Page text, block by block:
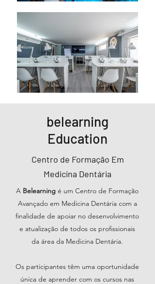
belearning
Education
Centro de Formação Em
Medicina Dentária
A Belearning é um Centro de Formação
Avançado em Medicina Dentária com a
finalidade de apoiar no desenvolvimento
e atualização de todos os profissionais
da área da Medicina Dentária.
Os participantes têm uma oportunidade
única de aprender com os cursos nas